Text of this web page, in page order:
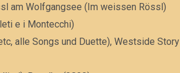
am Wolfgangsee (Im weissen Rössl)
e i Montecchi)
alle Songs und Duette), Westside Story